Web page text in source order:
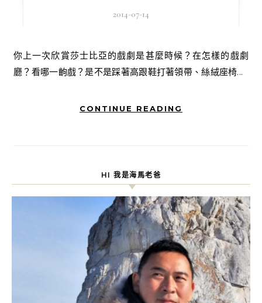
2014-07-14
你上一次欣賞莎士比亞的戲劇是甚麼時候？在怎樣的戲劇
廳？看哪一齣戲？是不是踩著高跟鞋打著領帶、絲絨座椅...
CONTINUE READING
HI 我是海馬老爸